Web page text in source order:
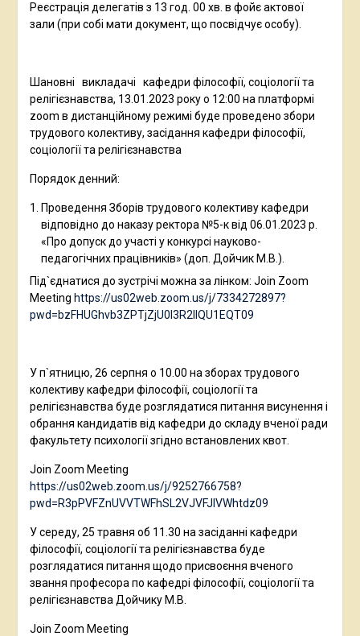
Реєстрація делегатів з 13 год. 00 хв. в фойє актової
зали (при собі мати документ, що посвідчує особу).
Шановні викладачі кафедри філософії, соціології та
релігієзнавства, 13.01.2023 року о 12:00 на платформі
zoom в дистанційному режимі буде проведено збори
трудового колективу, засідання кафедри філософії,
соціології та релігієзнавства
Порядок денний:
Проведення Зборів трудового колективу кафедри
відповідно до наказу ректора №5-к від 06.01.2023 р.
«Про допуск до участі у конкурсі науково-
педагогічних працівників» (доп. Дойчик М.В.).
Під`єднатися до зустрічі можна за лінком: Join Zoom
Meeting https://us02web.zoom.us/j/7334272897?
pwd=bzFHUGhvb3ZPTjZjU0l3R2llQU1EQT09
У п`ятницю, 26 серпня о 10.00 на зборах трудового
колективу кафедри філософії, соціології та
релігієзнавства буде розглядатися питання висунення і
обрання кандидатів від кафедри до складу вченої ради
факультету психології згідно встановлених квот.
Join Zoom Meeting
https://us02web.zoom.us/j/9252766758?
pwd=R3pPVFZnUVVTWFhSL2VJVFJlVWhtdz09
У середу, 25 травня об 11.30 на засіданні кафедри
філософії, соціології та релігієзнавства буде
розглядатися питання щодо присвоєння вченого
звання професора по кафедрі філософії, соціології та
релігієзнавства Дойчику М.В.
Join Zoom Meeting